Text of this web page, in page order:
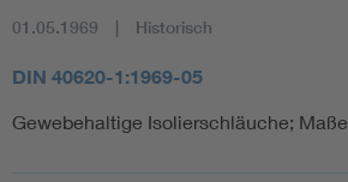
Elektrofachkraft (EFK)
01.05.1969 Historisch
DIN 40620-1:1969-05
Gewebehaltige Isolierschläuche; Maße